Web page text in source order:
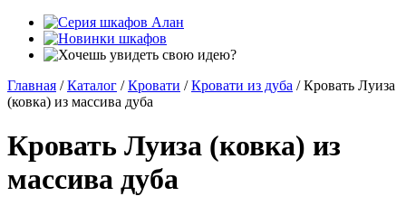
Главная / Каталог / Кровати / Кровати из дуба / Кровать Луиза
(ковка) из массива дуба
Кровать Луиза (ковка) из
массива дуба